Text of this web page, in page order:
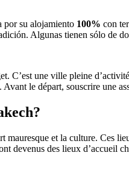
por su alojamiento 100% con
Algunas tienen sólo de
C’est une ville pleine
le départ, souscrire une
mauresque et la culture. Ces
devenus des lieux d’accueil